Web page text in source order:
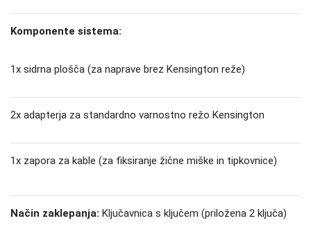
Komponente sistema:
1x sidrna plošča (za naprave brez Kensington reže)
2x adapterja za standardno varnostno režo Kensington
1x zapora za kable (za fiksiranje žične miške in tipkovnice)
Način zaklepanja: Ključavnica s ključem (priložena 2 ključa)